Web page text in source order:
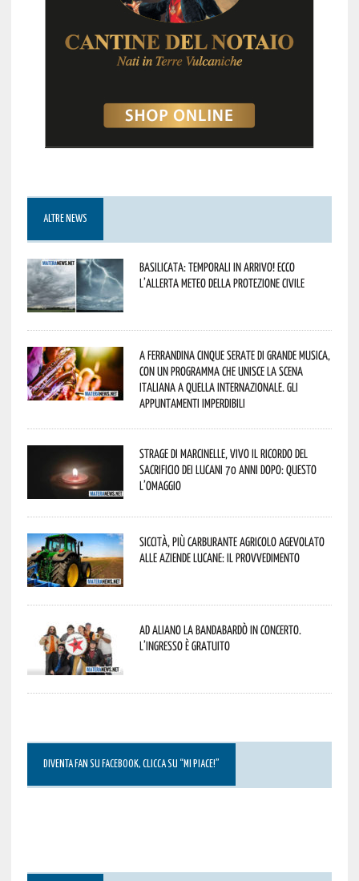
ALTRE NEWS
Basilicata: temporali in arrivo! Ecco
l’allerta meteo della Protezione civile
A Ferrandina cinque serate di grande musica,
con un programma che unisce la scena
italiana a quella internazionale. Gli
appuntamenti imperdibili
Strage di Marcinelle, vivo il ricordo del
sacrificio dei lucani 70 anni dopo: questo
l’omaggio
Siccità, più carburante agricolo agevolato
alle aziende lucane: il provvedimento
Ad Aliano la Bandabardò in concerto.
L’ingresso è gratuito
DIVENTA FAN SU FACEBOOK, CLICCA SU “MI PIACE!”